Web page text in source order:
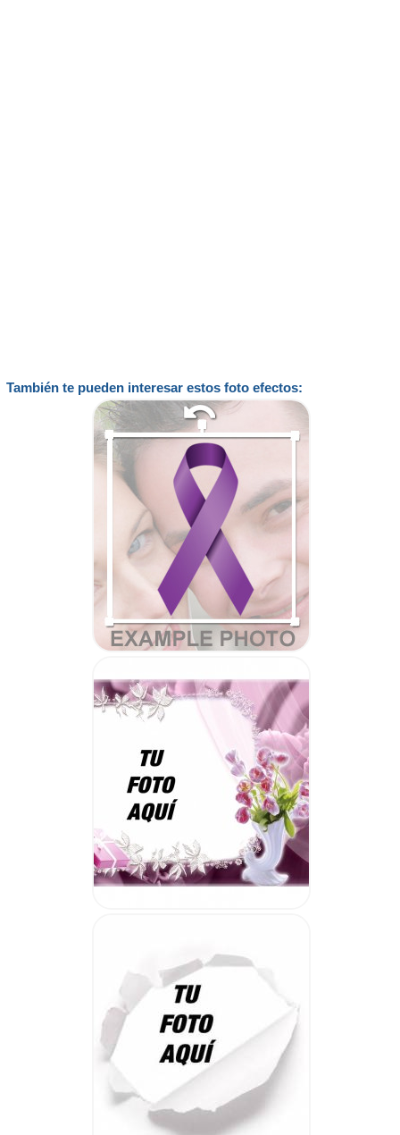
También te pueden interesar estos foto efectos: